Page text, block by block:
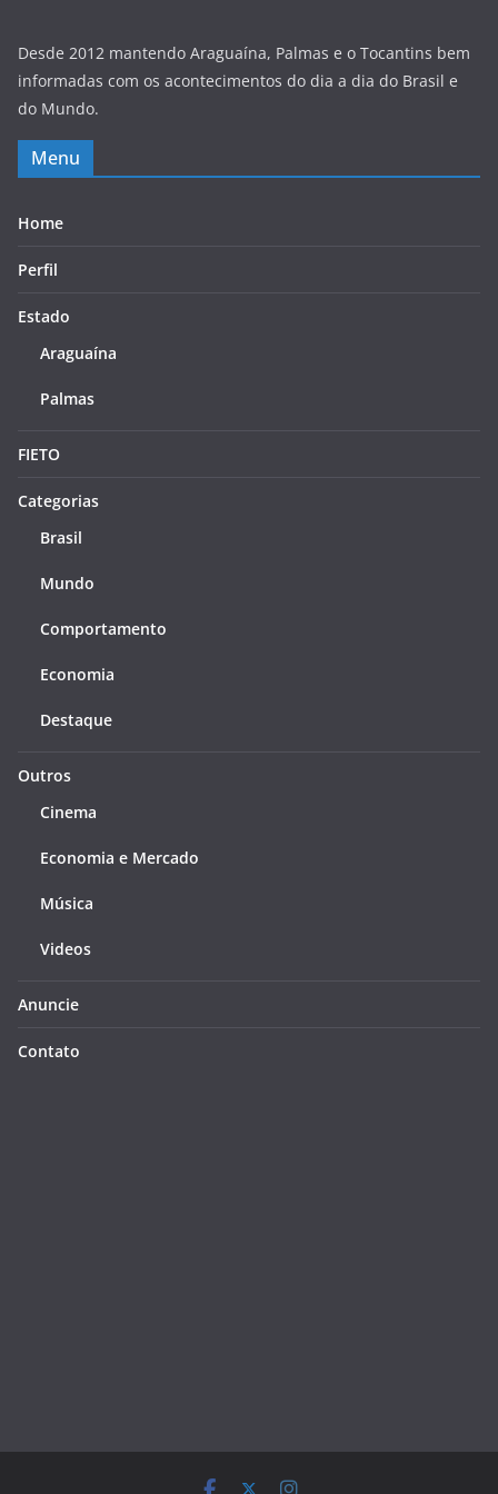
Desde 2012 mantendo Araguaína, Palmas e o Tocantins bem
informadas com os acontecimentos do dia a dia do Brasil e
do Mundo.
Menu
Home
Perfil
Estado
Araguaína
Palmas
FIETO
Categorias
Brasil
Mundo
Comportamento
Economia
Destaque
Outros
Cinema
Economia e Mercado
Música
Videos
Anuncie
Contato